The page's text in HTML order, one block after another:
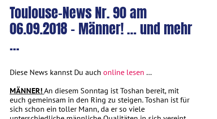
Toulouse-News Nr. 90 am
06.09.2018 – Männer! … und mehr
…
Diese News kannst Du auch online lesen ...
MÄNNER! An diesem Sonntag ist Toshan bereit, mit
euch gemeinsam in den Ring zu steigen. Toshan ist für
sich schon ein toller Mann, da er so viele